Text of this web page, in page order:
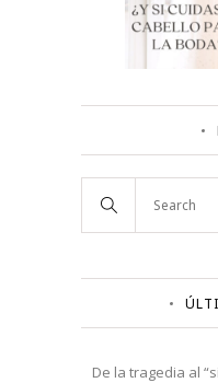
De la tragedia al